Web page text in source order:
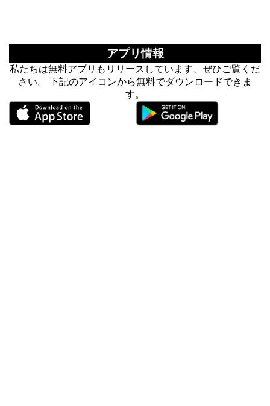
アプリ情報
私たちは無料アプリもリリースしています、ぜひご覧くだ
さい。 下記のアイコンから無料でダウンロードできま
す。